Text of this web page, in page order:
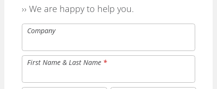
›› We are happy to help you.
Company
First Name & Last Name *